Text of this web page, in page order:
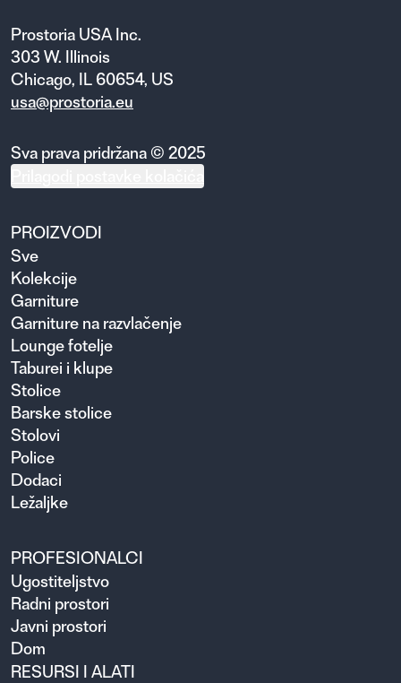
Prostoria USA Inc.
303 W. Illinois
Chicago, IL 60654, US
usa@prostoria.eu
Sva prava pridržana © 2025
PROIZVODI
Sve
Kolekcije
Garniture
Garniture na razvlačenje
Lounge fotelje
Taburei i klupe
Stolice
Barske stolice
Stolovi
Police
Dodaci
Ležaljke
PROFESIONALCI
Ugosti­teljstvo
Radni prostori
Javni prostori
Dom
RESURSI I ALATI